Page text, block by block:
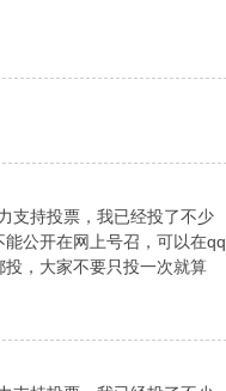
支持投票，我已经投了不少
公开在网上号召，可以在qq
，大家不要只投一次就算